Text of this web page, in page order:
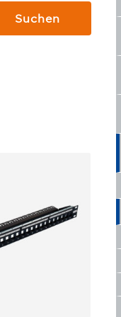
Suchen